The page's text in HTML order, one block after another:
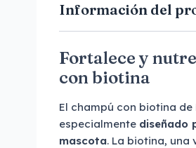
Información del
Fortalece y
con biotina
El champú con biotina
especialmente diseñado
mascota. La biotina, una